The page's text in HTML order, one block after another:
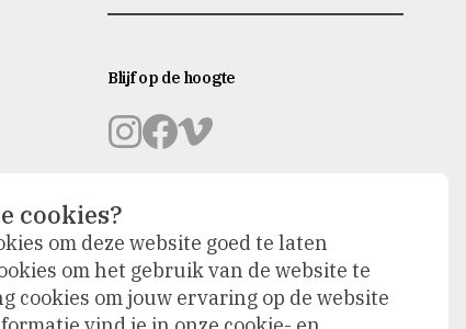
we
Blijf op de hoogte
Delft
op
instagram
op
facebook
op
vimeo
cookies?
om deze website goed te laten
om het gebruik van de website te
cookies om jouw ervaring op de website